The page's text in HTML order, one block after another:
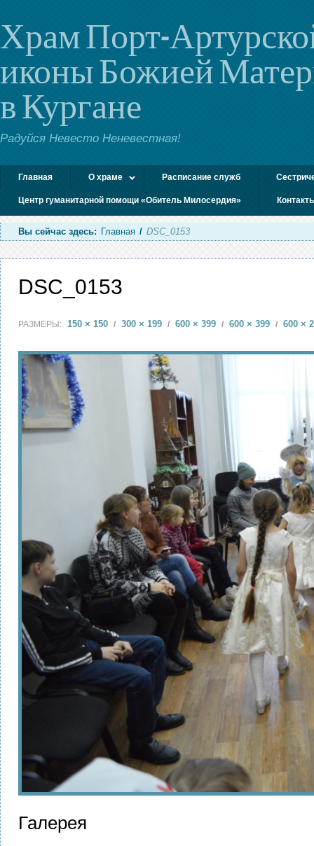
Храм Порт-
иконы Божией
в Кургане
Радуйся Невесто Неневестная!
Главная О храме Расписание служб
Центр гуманитарной помощи «Обитель Милосердия»
Вы сейчас здесь: Главная / DSC_0153
DSC_0153
РАЗМЕРЫ: 150 × 150 / 300 × 199 / 600 × 399 / 600 × 399 / 600 ×
Галерея